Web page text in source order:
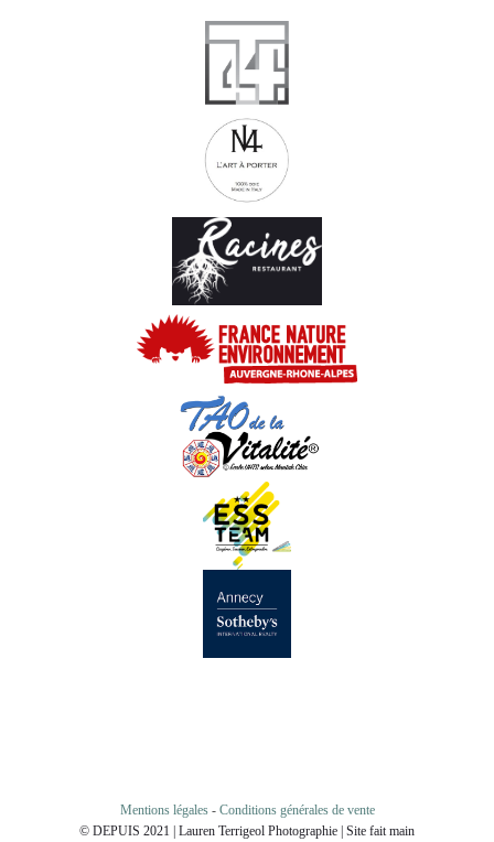
Mentions légales- Conditions générales de vente
© DEPUIS 2021 | Lauren Terrigeol Photographie | Site fait main